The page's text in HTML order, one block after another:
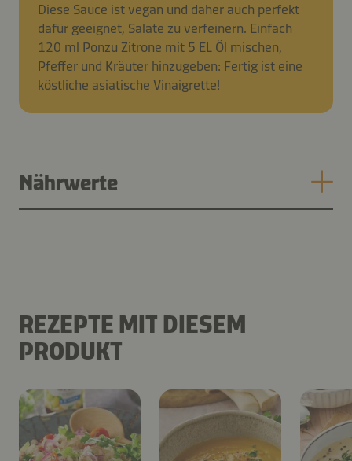
Diese Sauce ist vegan und daher auch perfekt
dafür geeignet, Salate zu verfeinern. Einfach
120 ml Ponzu Zitrone mit 5 EL Öl mischen,
Pfeffer und Kräuter hinzugeben: Fertig ist eine
köstliche asiatische Vinaigrette!
Nährwerte
REZEPTE MIT DIESEM
PRODUKT